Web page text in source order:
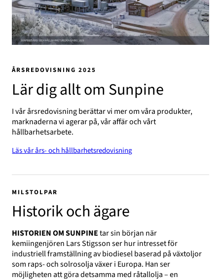
Lär dig allt om Sunpine
I vår årsredovisning berättar vi mer om våra produkter,
marknaderna vi agerar på, vår affär och vårt
hållbarhetsarbete.
Läs vår års- och hållbarhetsredovisning
ÅRSREDOVISNING 2025
MILSTOLPAR
Historik och ägare
HISTORIEN OM SUNPINEtar sin början när
kemiingenjören Lars Stigsson ser hur intresset för
industriell framställning av biodiesel baserad på växtoljor
som raps- och solrosolja växer i Europa. Han ser
möjligheten att göra detsamma med råtallolja – en